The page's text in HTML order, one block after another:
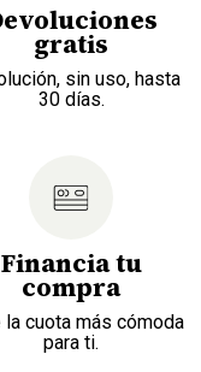
gratis
sin uso, hasta
30 días.
Financia tu
compra
la cuota más cómoda
para ti.